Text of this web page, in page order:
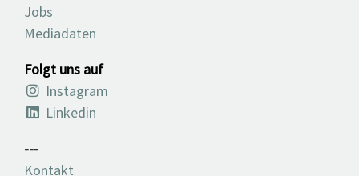
Jobs
Mediadaten
Folgt uns auf
Instagram
Linkedin
---
Kontakt